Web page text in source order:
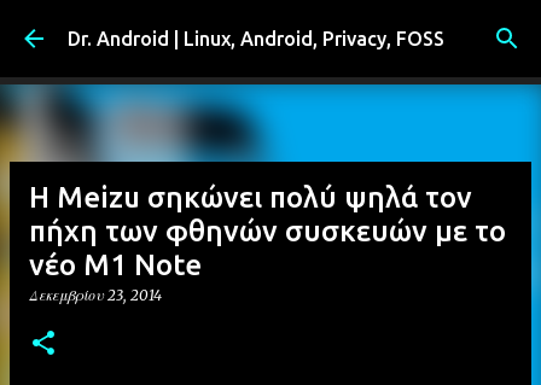
Μετάβαση στο κύριο περιεχόμενο
Dr. Android | Linux, Android, Privacy, FOSS
Η Meizu σηκώνει πολύ ψηλά τον
πήχη των φθηνών συσκευών με το
νέο M1 Note
Δεκεμβρίου 23, 2014